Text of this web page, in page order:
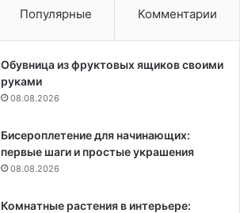
Популярные Комментарии
Обувница из фруктовых ящиков своими
руками
08.08.2026
Бисероплетение для начинающих:
первые шаги и простые украшения
08.08.2026
Комнатные растения в интерьере: